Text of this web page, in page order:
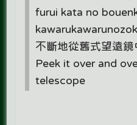
furui kata no
不斷地從舊式望遠鏡
Peek it over and
telescope​